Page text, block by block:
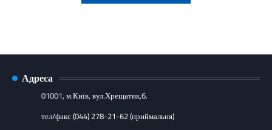
Адреса
01001, м.Київ, вул.Хрещатик,6.
тел/факс (044) 278-21-62 (приймальня)